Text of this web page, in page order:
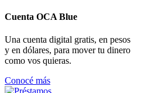
Cuenta OCA Blue
Una cuenta digital gratis, en pesos
y en dólares, para mover tu dinero
como vos quieras.
Conocé más